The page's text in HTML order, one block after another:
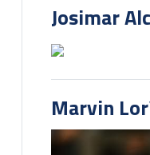
Josimar
Marvin